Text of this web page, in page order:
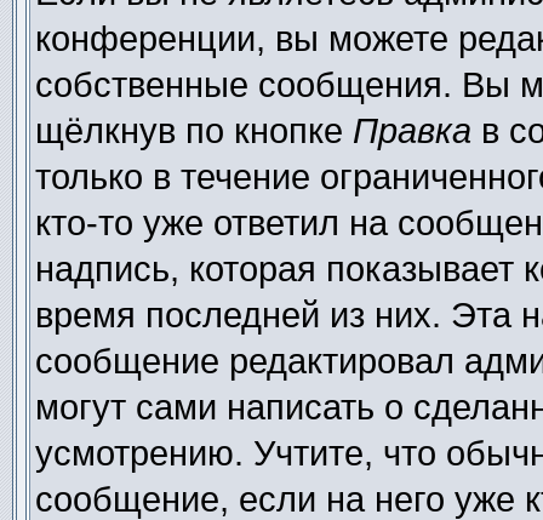
конференции, вы можете
собственные сообщения. Вы
щёлкнув по кнопке Правка в
только в течение
кто-то уже ответил на
надпись, которая показывает
время последней из них. Эта
сообщение редактировал
могут сами написать о
усмотрению. Учтите, что
сообщение, если на него уже